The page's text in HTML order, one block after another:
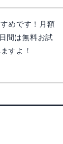
めです！月額
間は無料お試
すよ！